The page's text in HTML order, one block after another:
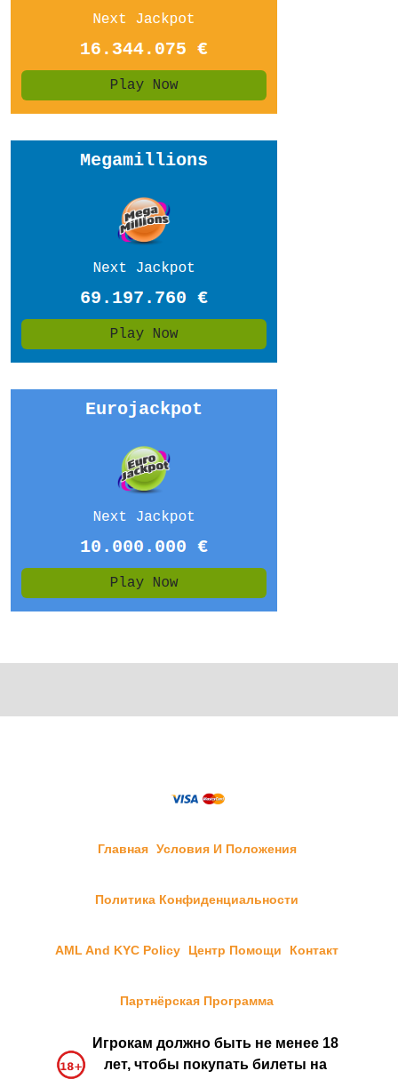
Главная Условия И Положения
Политика Конфиденциальности
AML And KYC Policy Центр Помощи Контакт
Партнёрская Программа
Игрокам должно быть не менее 18
лет, чтобы покупать билеты на